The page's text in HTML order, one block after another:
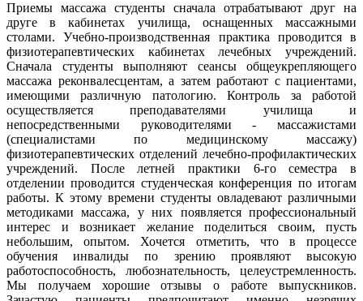
Приемы массажа студенты сначала отрабатывают друг на
друге в кабинетах училища, оснащенных массажными
столами. Учебно-производственная практика проводится в
физиотерапевтических кабинетах лечебных учреждений.
Сначала студенты выполняют сеансы общеукрепляющего
массажа реконвалесцентам, а затем работают с пациентами,
имеющими различную патологию. Контроль за работой
осуществляется преподавателями училища и
непосредственными руководителями - массажистами
(специалистами по медицинскому массажу)
физиотерапевтических отделений лечебно-профилактических
учреждений. После летней практики 6-го семестра в
отделении проводится студенческая конференция по итогам
работы. К этому времени студенты овладевают различными
методиками массажа, у них появляется профессиональный
интерес и возникает желание поделиться своим, пусть
небольшим, опытом. Хочется отметить, что в процессе
обучения инвалиды по зрению проявляют высокую
работоспособность, любознательность, целеустремленность.
Мы получаем хорошие отзывы о работе выпускников.